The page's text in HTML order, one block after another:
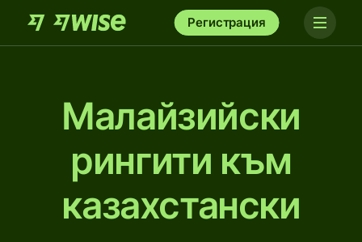
Регистрация
Малайзийски
рингити към
казахстански